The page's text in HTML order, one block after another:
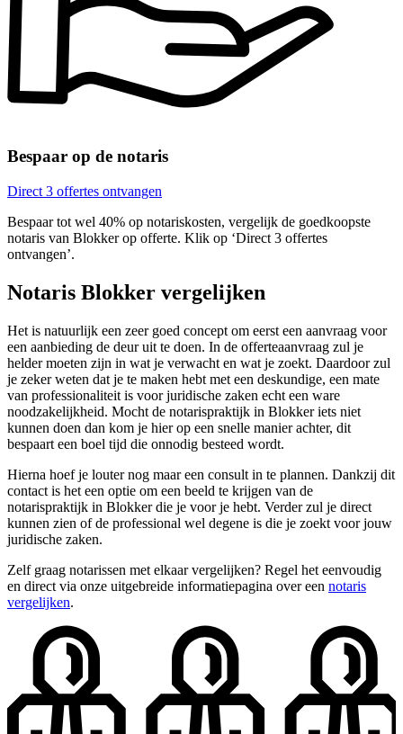
Bespaar op de notaris
Direct 3 offertes ontvangen
Bespaar tot wel 40% op notariskosten, vergelijk de goedkoopste
notaris van Blokker op offerte. Klik op ‘Direct 3 offertes
ontvangen’.
Notaris Blokker vergelijken
Het is natuurlijk een zeer goed concept om eerst een aanvraag voor
een aanbieding de deur uit te doen. In de offerteaanvraag zul je
helder moeten zijn in wat je verwacht en wat je zoekt. Daardoor zul
je zeker weten dat je te maken hebt met een deskundige, een mate
van professionaliteit is voor juridische zaken echt een ware
noodzakelijkheid. Mocht de notarispraktijk in Blokker iets niet
kunnen doen dan kom je hier op een snelle manier achter, dit
bespaart een boel tijd die onnodig besteed wordt.
Hierna hoef je louter nog maar een consult in te plannen. Dankzij dit
contact is het een optie om een beeld te krijgen van de
notarispraktijk in Blokker die je voor je hebt. Verder zul je direct
kunnen zien of de professional wel degene is die je zoekt voor jouw
juridische zaken.
Zelf graag notarissen met elkaar vergelijken? Regel het eenvoudig
en direct via onze uitgebreide informatiepagina over een notaris
vergelijken.